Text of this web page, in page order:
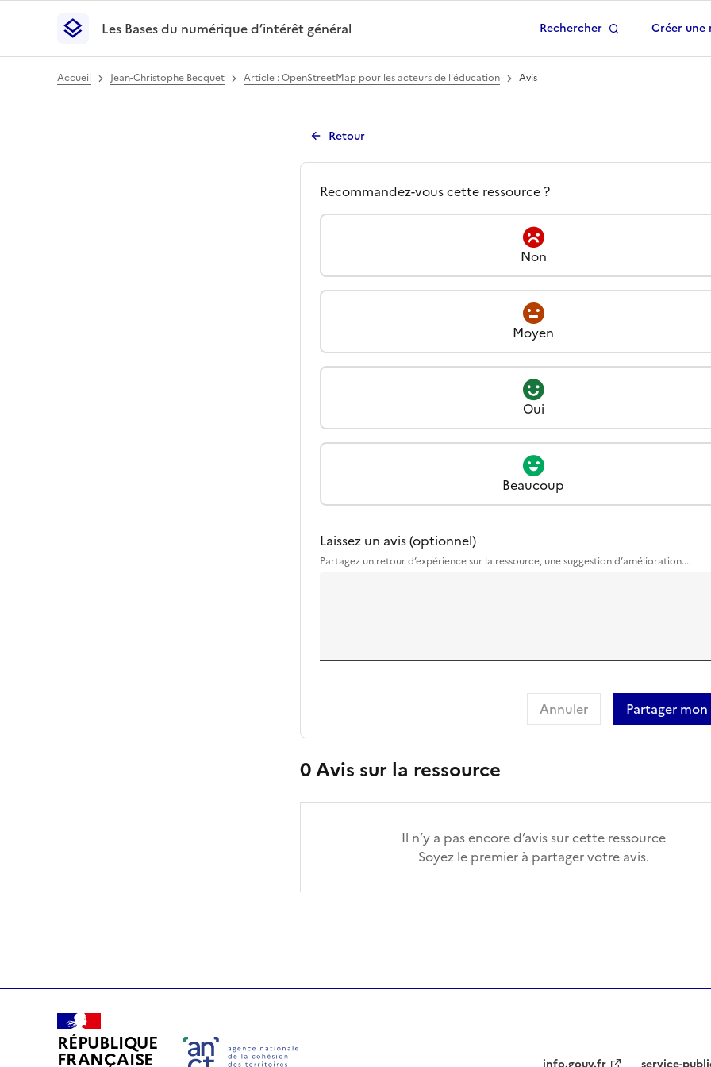
Les Bases du numérique d’intérêt général- Retour à la page d'accueil
Les Bases du numérique d’intérêt général
Rechercher Créer une
Accueil Jean-Christophe Becquet Article : OpenStreetMap pour les acteurs de l'éducation Avis
Retour
Avis -Article :
Quel est votre avis à propos
Recommandez-vous cette ressource ?
Non
Moyen
Oui
Beaucoup
Laissez un avis (optionnel)
Partagez un retour d’expérience sur la ressource, une suggestion d’amélioration....
Partager mon
Annuler
0Avis sur la ressource
Il n’y a pas encore d’avis sur cette ressource
Soyez le premier à partager votre avis.
RÉPUBLIQUE
FRANÇAISE